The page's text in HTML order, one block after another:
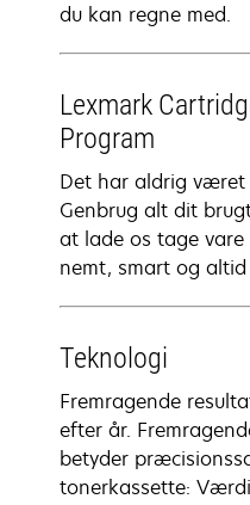
du kan regne med.
Lexmark
Program
Det har aldrig
Genbrug alt dit
at lade os tage
nemt, smart og
Teknologi
Fremragende
efter år.
betyder
tonerkassette: